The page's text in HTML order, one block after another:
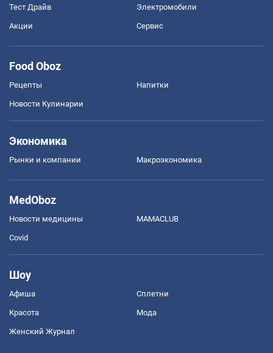
Тест Драйв Электромобили
Акции Сервис
Food Oboz
Рецепты Напитки
Новости Кулинарии
Экономика
Рынки и компании Mакроэкономика
MedOboz
Новости медицины MAMACLUB
Covid
Шоу
Афиша Сплетни
Красота Мода
Женский Журнал